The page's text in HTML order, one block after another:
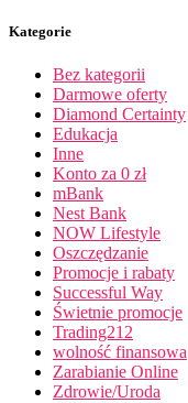
Kategorie
Bez kategorii
Darmowe oferty
Diamond Certainty
Edukacja
Inne
Konto za 0 zł
mBank
Nest Bank
NOW Lifestyle
Oszczędzanie
Promocje i rabaty
Successful Way
Świetnie promocje
Trading212
wolność finansowa
Zarabianie Online
Zdrowie/Uroda